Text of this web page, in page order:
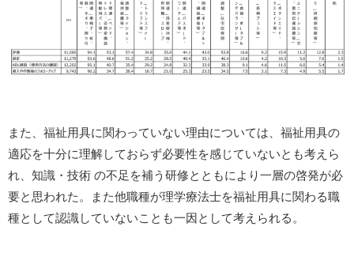
また、福祉用具に関わっていない理由については、福祉用具の
適応を十分に理解しておらず必要性を感じていないとも考えら
れ、知識・技術 の不足を補う研修とともにより一層の啓発が必
要と思われた。また他職種が理学療法士を福祉用具に関わる職
種として認識していないことも一因として考えられる。